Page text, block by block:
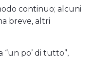
continuo; alcuni
breve, altri
“un po’ di tutto”,